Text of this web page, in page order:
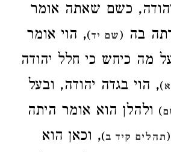
כשם שאתה אומר
בה (שם יד), הוי אומר
מה כיחש כי חלל יהודה
), הוי בגדה יהודה, ובעל
) ולהלן הוא אומר היתה
(תהלים קיד ב), וכאן הוא